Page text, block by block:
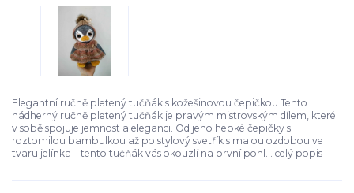
Elegantní ručně pletený tučňák s kožešinovou čepičkou Tento
nádherný ručně pletený tučňák je pravým mistrovským dílem, které
v sobě spojuje jemnost a eleganci. Od jeho hebké čepičky s
roztomilou bambulkou až po stylový svetřík s malou ozdobou ve
tvaru jelínka – tento tučňák vás okouzlí na první pohl... celý popis